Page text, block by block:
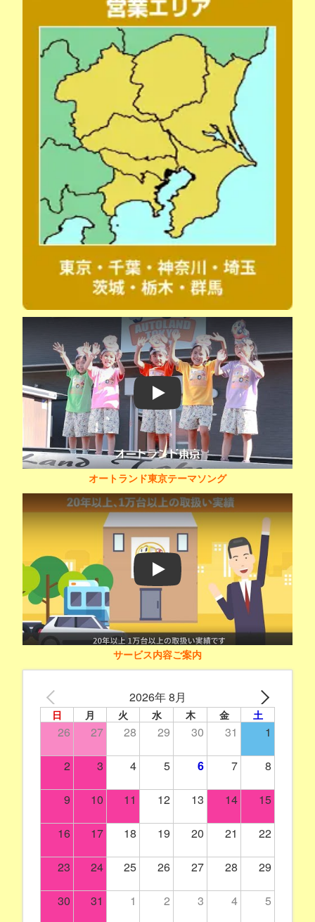
Play
オートランド東京テーマソング
Play
サービス内容ご案内
2026年 8月
日 月 火 水 木 金 土
26 27 28 29 30 31 1
2 3 4 5 6 7 8
9 10 11 12 13 14 15
16 17 18 19 20 21 22
23 24 25 26 27 28 29
30 31 1 2 3 4 5